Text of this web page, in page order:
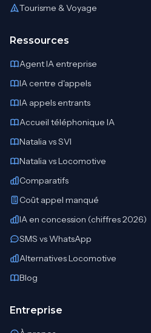
Tourisme & Voyage
Ressources
Agent IA entreprise
IA centre d'appels
IA appels entrants
Accueil téléphonique IA
Natalia vs SVI
Natalia vs Locomotive
Comparatifs
Coût appel manqué
IA en concession (chiffres 2026)
SMS vs WhatsApp
Alternatives Locomotive
Blog
Entreprise